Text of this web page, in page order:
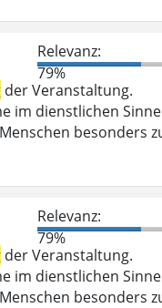
Relevanz:
79%
der Veranstaltung.
im dienstlichen Sinne
besonders
Relevanz:
79%
der Veranstaltung.
im dienstlichen Sinne
besonders